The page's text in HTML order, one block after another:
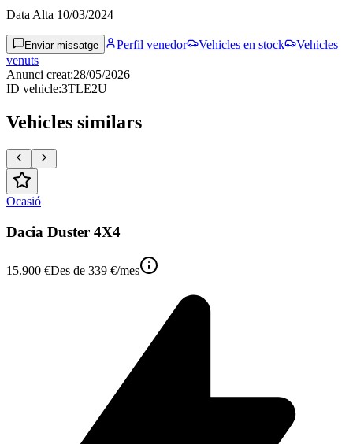
Data Alta 10/03/2024
Enviar missatge Perfil venedor Vehicles en stock
Vehicles
venuts
Anunci creat:28/05/2026
ID vehicle:3TLE2U
Vehicles similars
Ocasió
Dacia Duster 4X4
15.900 €Des de 339 €/mes